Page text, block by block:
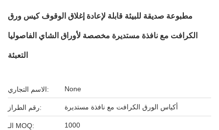
مطبوعة صديقة للبيئة قابلة لإعادة إغلاق الوقوف كيس ورق
الكرافت مع نافذة مستديرة مخصصة لأوراق الشاي الفاصوليا
التعبئة
الاسم التجاري: None
رقم الطراز: أكياس الورق الكرافت مع نافذة مستديرة
الـ MOQ: 1000